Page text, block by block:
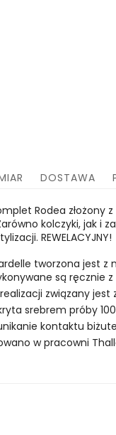
DOSTAWA
Rodea złożony
kolczyki, jak i
REWELACYJNY!
tworzona jest
są ręcznie
realizacji związany
srebrem próby
kontaktu
w pracowni